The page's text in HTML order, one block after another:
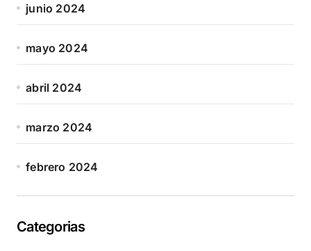
junio 2024
mayo 2024
abril 2024
marzo 2024
febrero 2024
Categorias